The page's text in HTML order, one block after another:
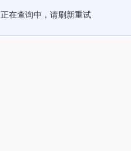
正在查询中，请刷新重试